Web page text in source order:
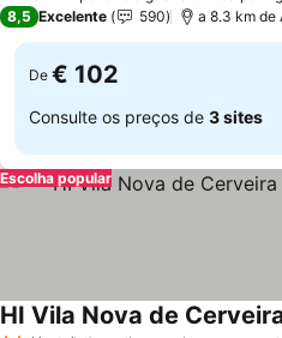
8,5 Excelente 590 a 8.3 km de
De € 102
Consulte os preços de 3 sites
Escolha popular